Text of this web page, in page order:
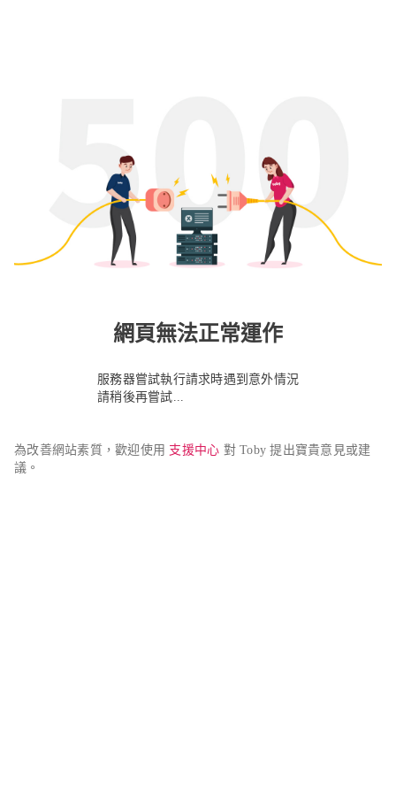
網頁無法正常運作
服務器嘗試執行請求時遇到意外情況
請稍後再嘗試...
為改善網站素質，歡迎使用 支援中心 對 Toby 提出寶貴意見或建
議。